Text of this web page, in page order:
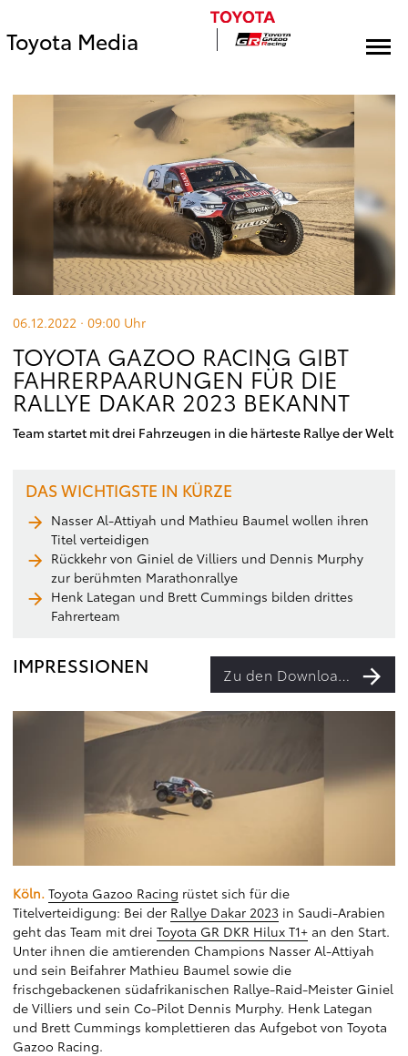
Toyota Media
06.12.2022 · 09:00 Uhr
TOYOTA GAZOO RACING GIBT
FAHRERPAARUNGEN FÜR DIE
RALLYE DAKAR 2023 BEKANNT
Team startet mit drei Fahrzeugen in die härteste Rallye der Welt
DAS WICHTIGSTE IN KÜRZE
Nasser Al-Attiyah und Mathieu Baumel wollen ihren
Titel verteidigen
Rückkehr von Giniel de Villiers und Dennis Murphy
zur berühmten Marathonrallye
Henk Lategan und Brett Cummings bilden drittes
Fahrerteam
IMPRESSIONEN Zu den Downloads
Köln. Toyota Gazoo Racing rüstet sich für die
Titelverteidigung: Bei der Rallye Dakar 2023 in Saudi-Arabien
geht das Team mit drei Toyota GR DKR Hilux T1+ an den Start.
Unter ihnen die amtierenden Champions Nasser Al-Attiyah
und sein Beifahrer Mathieu Baumel sowie die
frischgebackenen südafrikanischen Rallye-Raid-Meister Giniel
de Villiers und sein Co-Pilot Dennis Murphy. Henk Lategan
und Brett Cummings komplettieren das Aufgebot von Toyota
Gazoo Racing.